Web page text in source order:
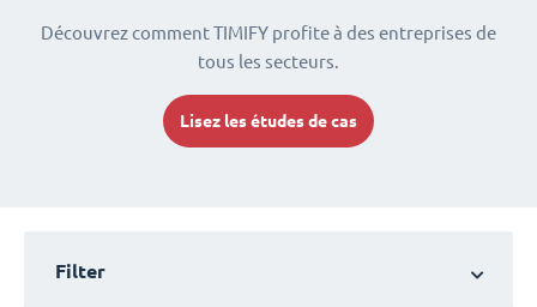
Découvrez comment TIMIFY profite à des entreprises de
tous les secteurs.
Lisez les études de cas
Filter